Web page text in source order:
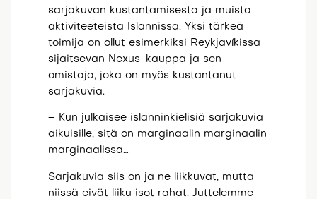
sarjakuvan kustantamisesta ja muista
aktiviteeteista Islannissa. Yksi tärkeä
toimija on ollut esimerkiksi Reykjavíkissa
sijaitsevan Nexus-kauppa ja sen
omistaja, joka on myös kustantanut
sarjakuvia.
– Kun julkaisee islanninkielisiä sarjakuvia
aikuisille, sitä on marginaalin marginaalin
marginaalissa…
Sarjakuvia siis on ja ne liikkuvat, mutta
niissä eivät liiku isot rahat. Juttelemme